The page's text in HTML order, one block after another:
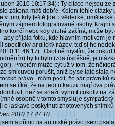
2010 10:17:34) : Ty citace nejsou
zákona máš dobře. Kolem téhle
v tom, kdy ještě jde o vědecké,
zájmem fotografované osoby. Krajní
končí nebo kdy druhé začíná, může
aby přijala fotku, kde hlavním motivem
specifický anglický název, teď si ho
11:46:17) : Osobně myslím, že
by to bylo (zda úspěšně, je
Problém může být už v tom, že
smlouvou porušit, aniž by se tato stala
právo - mám pocit, že pár právníků
se říká, že na jednu kauzu mají dva
než se snažit vynutit cokoliv na
osobně v tomto smyslu je
o laskavé poskytnutí zhotovených
2010 17:47:10
a přímo na autorské právo jsem